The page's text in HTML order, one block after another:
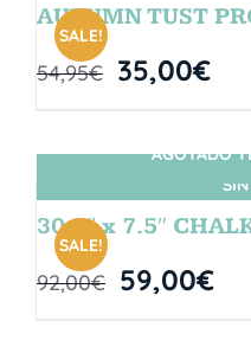
SALE!
AUTUMN TUST
54,95€ 35,00€
SALE!
AGOTADO
30.5″ x 7.5″
92,00€ 59,00€